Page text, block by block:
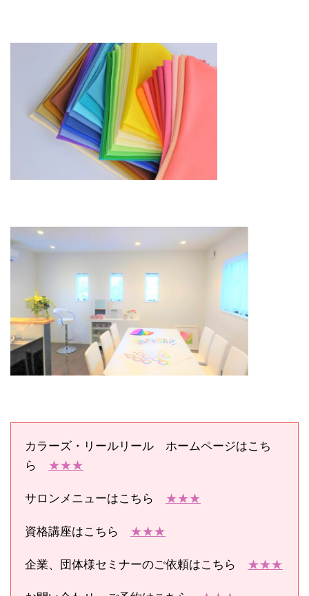
カラーズ・リールリール ホームページはこち
ら ★★★
サロンメニューはこちら ★★★
資格講座はこちら ★★★
企業、団体様セミナーのご依頼はこちら ★★★